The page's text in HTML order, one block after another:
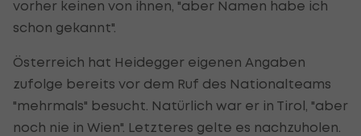
vorher keinen von ihnen, "aber Namen habe ich
schon gekannt".
Österreich hat Heidegger eigenen Angaben
zufolge bereits vor dem Ruf des Nationalteams
"mehrmals" besucht. Natürlich war er in Tirol, "aber
noch nie in Wien". Letzteres gelte es nachzuholen.